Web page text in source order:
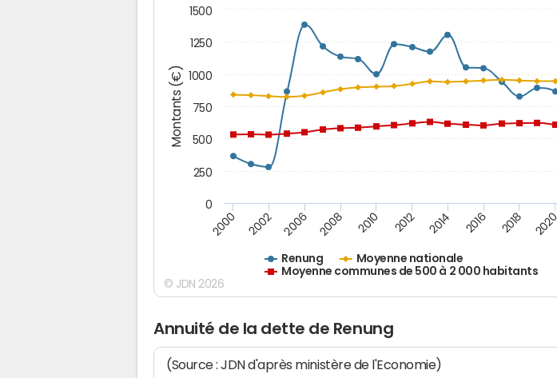
Montants (€)
Renung
Moyenne nationale
Moyenne communes de 500 à 2 000 habitants
2000 2002 2006 2008 2010 2012 2014 2016 2018 2020
0
250
500
750
1000
1250
1500
© JDN 2026
Annuité de la dette de Renung
(Source : JDN d'après ministère de l'Economie)